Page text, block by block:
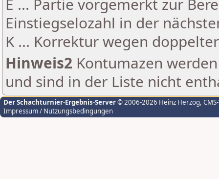
E ... Partie vorgemerkt zur
Einstiegselozahl in der
K ... Korrektur wegen
Hinweis2 Kontumazen
und sind in der Liste nicht
Der Schachturnier-Ergebnis-Server© 2006-2026 Heinz Herzog,
Impressum / Nutzungsbedingungen